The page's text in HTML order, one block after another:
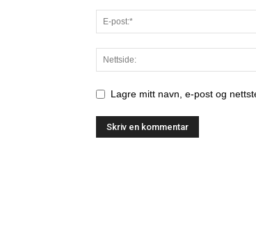
Lagre mitt navn, e-post og